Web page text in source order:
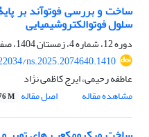
سلول فوتوالکتروشیمیایی
دوره 12، شماره 4، زمستان 1404، صفحه
ns.2025.2074640.1410
عاطفه رحیمی، ایرج کاظمی نژاد
مشاهده مقاله
اصل مقاله M